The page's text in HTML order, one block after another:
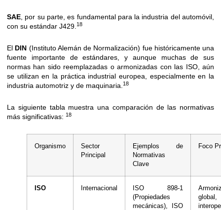
SAE , por su parte, es fundamental para la industria del automóvil,
con su estándar J429. 18
El DIN (Instituto Alemán de Normalización) fue históricamente una
fuente importante de estándares, y aunque muchas de sus
normas han sido reemplazadas o armonizadas con las ISO, aún
se utilizan en la práctica industrial europea, especialmente en la
industria automotriz y de maquinaria. 18
La siguiente tabla muestra una comparación de las normativas
más significativas: 18
Organismo
Sector
Principal
Ejemplos de
Normativas
Clave
Foco
ISO Internacional
ISO 898-1
(Propiedades
mecánicas), ISO
global,